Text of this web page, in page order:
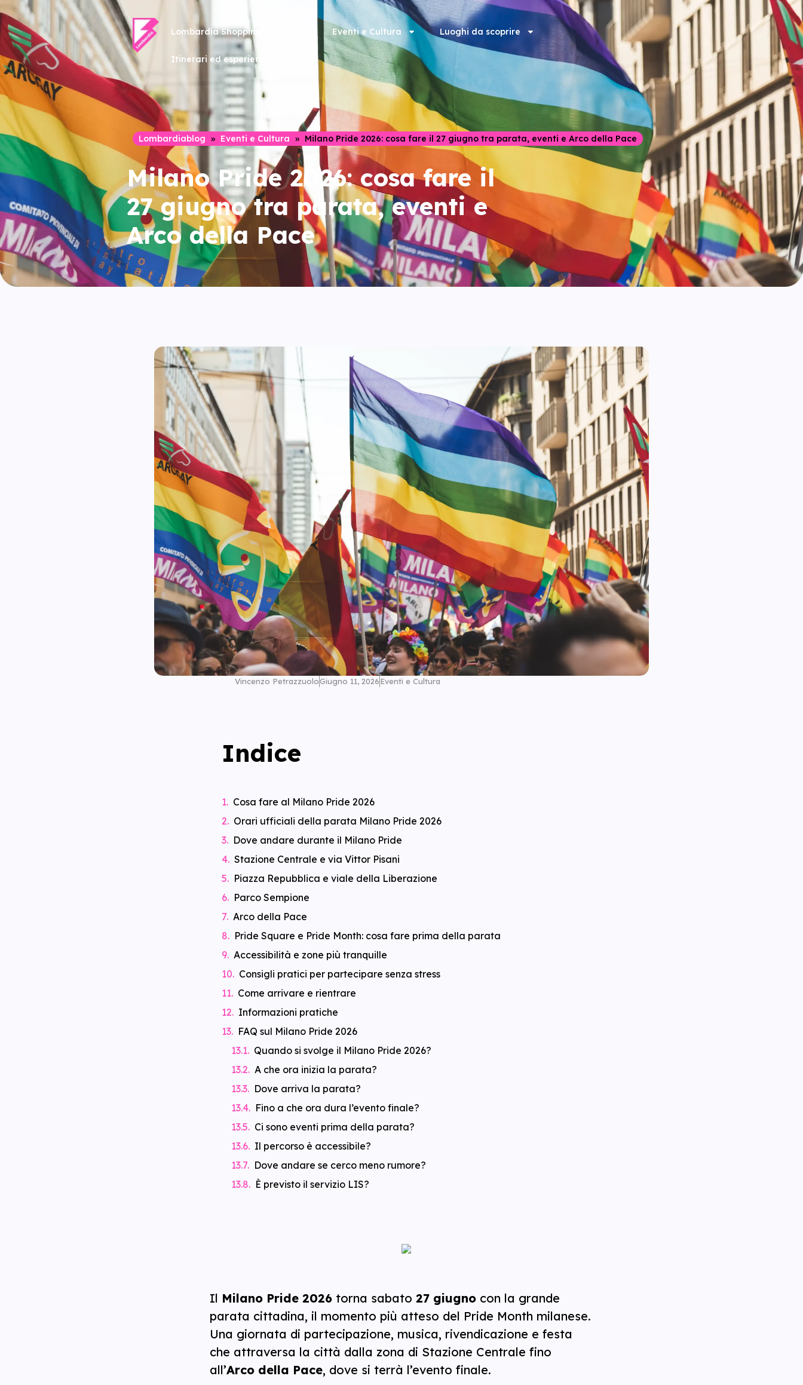
Lombardia Shopping Eventi e Cultura Luoghi da scoprire
Itinerari ed esperienze
Lombardiablog » Eventi e Cultura » Milano Pride 2026: cosa fare il 27 giugno tra parata, eventi e Arco della Pace
Milano Pride 2026: cosa fare il
27 giugno tra parata, eventi e
Arco della Pace
Vincenzo PetrazzuoloGiugno 11, 2026Eventi e Cultura
Indice
Cosa fare al Milano Pride 2026
Orari ufficiali della parata Milano Pride 2026
Dove andare durante il Milano Pride
Stazione Centrale e via Vittor Pisani
Piazza Repubblica e viale della Liberazione
Parco Sempione
Arco della Pace
Pride Square e Pride Month: cosa fare prima della parata
Accessibilità e zone più tranquille
Consigli pratici per partecipare senza stress
Come arrivare e rientrare
Informazioni pratiche
FAQ sul Milano Pride 2026
Quando si svolge il Milano Pride 2026?
A che ora inizia la parata?
Dove arriva la parata?
Fino a che ora dura l’evento finale?
Ci sono eventi prima della parata?
Il percorso è accessibile?
Dove andare se cerco meno rumore?
È previsto il servizio LIS?
Il Milano Pride 2026 torna sabato 27 giugno con la grande
parata cittadina, il momento più atteso del Pride Month milanese.
Una giornata di partecipazione, musica, rivendicazione e festa
che attraversa la città dalla zona di Stazione Centrale fino
all’Arco della Pace, dove si terrà l’evento finale.